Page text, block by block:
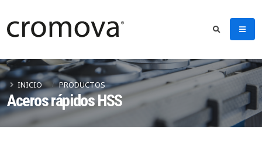
Aceros rápidos HSS
INICIO PRODUCTOS